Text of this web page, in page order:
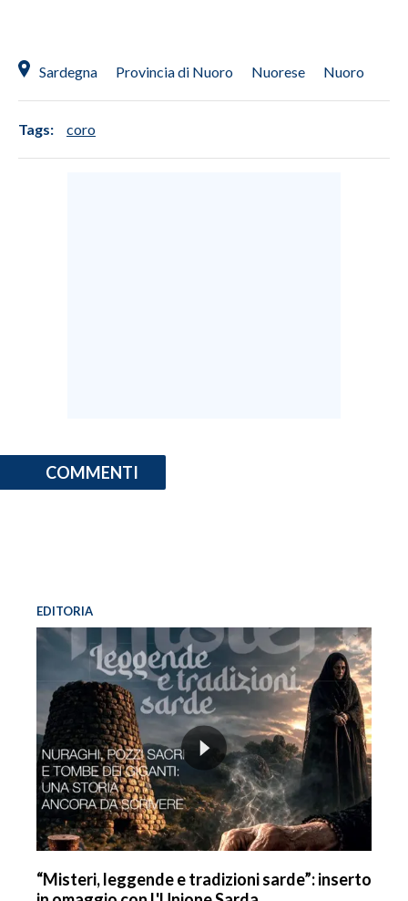
Sardegna Provincia di Nuoro Nuorese Nuoro
Tags: coro
COMMENTI
EDITORIA
“Misteri, leggende e tradizioni sarde”: inserto